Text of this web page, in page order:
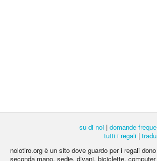
su di noi | domande
tutti i regali |
nolotiro.org è un sito dove guardo per i regali
seconda mano, sedie, divani, biciclette,